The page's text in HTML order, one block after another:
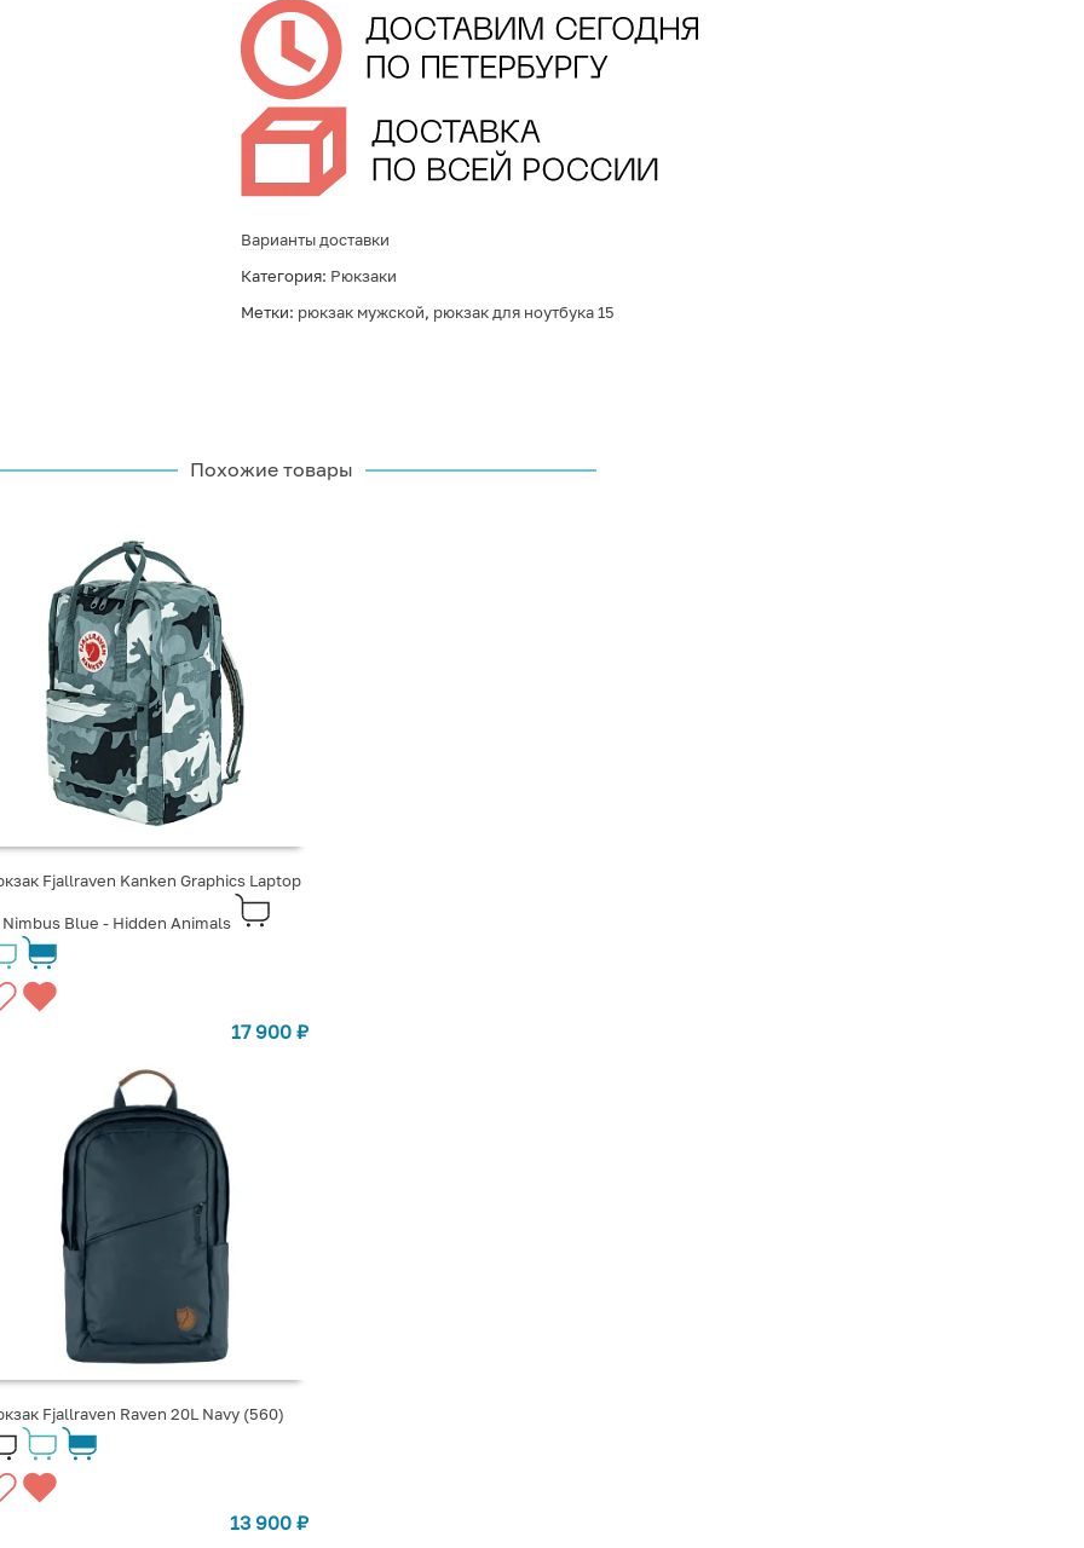
Варианты доставки
Категория: Рюкзаки
Метки: рюкзак мужской, рюкзак для ноутбука 15
Похожие товары
Fjallraven Kanken Graphics Laptop
Nimbus Blue - Hidden Animals
17 900₽
Fjallraven Raven 20L Navy (560)
13 900₽